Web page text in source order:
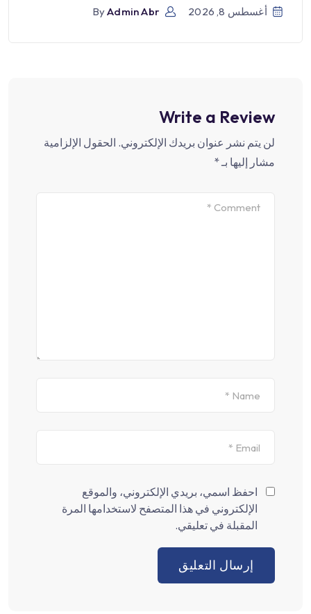
أغسطس 8, 2026 ByAdmin Abr
Write a Review
لن يتم نشر عنوان بريدك الإلكتروني. الحقول الإلزامية
مشار إليها بـ*
احفظ اسمي، بريدي الإلكتروني، والموقع
الإلكتروني في هذا المتصفح لاستخدامها المرة
المقبلة في تعليقي.